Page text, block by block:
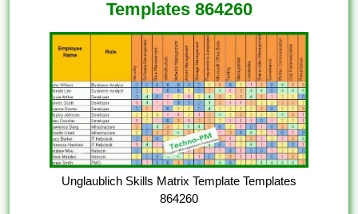
Templates 864260
Unglaublich Skills Matrix Template Templates
864260